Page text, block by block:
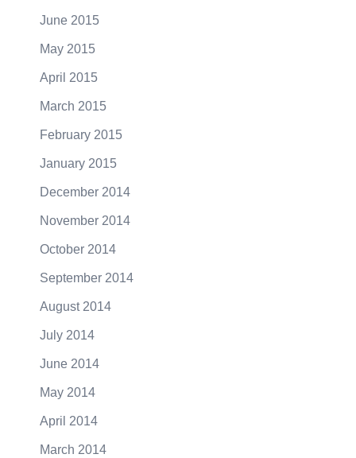
June 2015
May 2015
April 2015
March 2015
February 2015
January 2015
December 2014
November 2014
October 2014
September 2014
August 2014
July 2014
June 2014
May 2014
April 2014
March 2014